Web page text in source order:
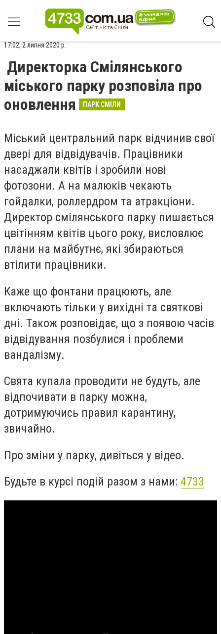
17:02, 2 липня 2020 р.
Директорка Смілянського
міського парку розповіла про
оновлення
ПАРК СМІЛИ
Міський центральний парк відчинив свої
двері для відвідувачів. Працівники
насаджали квітів і зробили нові
фотозони. А на малюків чекають
гойдалки, роллердром та атракціони.
Директор смілянського парку пишається
цвітінням квітів цього року, висловлює
плани на майбутнє, які збираються
втілити працівники.
Каже що фонтани працюють, але
включають тільки у вихідні та святкові
дні. Також розповідає, що з появою часів
відвідування позбулися і проблеми
вандалізму.
Свята купала проводити не будуть, але
відпочивати в парку можна,
дотримуючись правил карантину,
звичайно.
Про зміни у парку, дивіться у відео.
Будьте в курсі подій разом з нами: 4733